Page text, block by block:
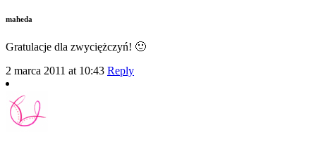
maheda
Gratulacje dla zwyciężczyń! 🙂
2 marca 2011 at 10:43 Reply